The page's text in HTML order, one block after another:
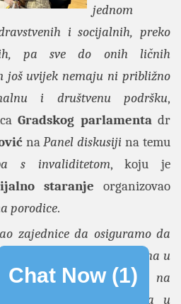
jednom
i socijalnih, preko
pa sve do onih ličnih
još uvijek nemaju ni približno
i društvenu podršku,
Gradskog parlamentadr
naPanel diskusiji na temu
s invaliditetom, koju je
staranje organizovao
porodice.
zajednice da osiguramo da
podršku koja im je potrebna u
.
Moramo raditi na
i pristupačnog okruženja u
Chat Now (1)